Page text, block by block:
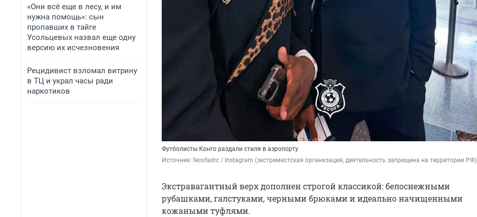
«Они всё еще в лесу, и им
нужна помощь»: сын
пропавших в тайге
Усольцевых назвал еще одну
версию их исчезновения
Рецидивист взломал витрину
в ТЦ и украл часы ради
наркотиков
Футболисты Конго раздали стиля в аэропорту
Источник: fecofadrc / Instagram (экстремистская организация, деятельность запрещена на территории РФ)
Экстравагантный верх дополнен строгой классикой: белоснежными
рубашками, галстуками, черными брюками и идеально начищенными
кожаными туфлями.